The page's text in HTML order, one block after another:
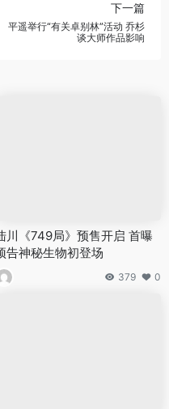
下一篇
平遥举行“有关卓别林”活动 乔杉
谈大师作品影响
川《749局》预售开启 首曝
告神秘生物初登场
379 0